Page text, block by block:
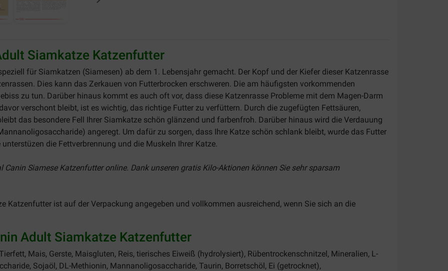
Siamkatze Katzenfutter
für Siamkatzen (Siamesen) ab dem 1. Lebensjahr gemacht. Der Kopf und der Kiefer dieser Katzenrasse
Dies kann das Zerkauen von Futterbrocken erschweren. Die am häufigsten vorkommenden
zu tun. Darüber hinaus kommt es auch oft vor, dass diese Katzenrasse Probleme mit dem Magen-Darm
verschont bleibt, ist es wichtig, das richtige Futter zu verfüttern. Durch die zugefügten Fettsäuren,
das besondere Fell Ihrer Siamkatze schön glänzend und farbenfroh. Darüber hinaus wird die Verdauung
angeregt. Um dafür zu sorgen, dass Ihre Katze schön schlank bleibt, wurde das Futter
die Fettverbrennung und die Muskeln Ihrer Katze.
Canin Siamese Katzenfutter online. Dank unseren gratis Kilo-Aktionen können Sie sehr sparsam
Katzenfutter ist auf der Verpackung angegeben und vollkommen ausreichend, wenn Sie sich an die
Adult Siamkatze Katzenfutter
Mais, Gerste, Maisgluten, Reis, tierisches Eiweiß (hydrolysiert), Rübentrockenschnitzel, Mineralien, L-
Sojaöl, DL-Methionin, Mannanoligosaccharide, Taurin, Borretschöl, Ei (getrocknet),